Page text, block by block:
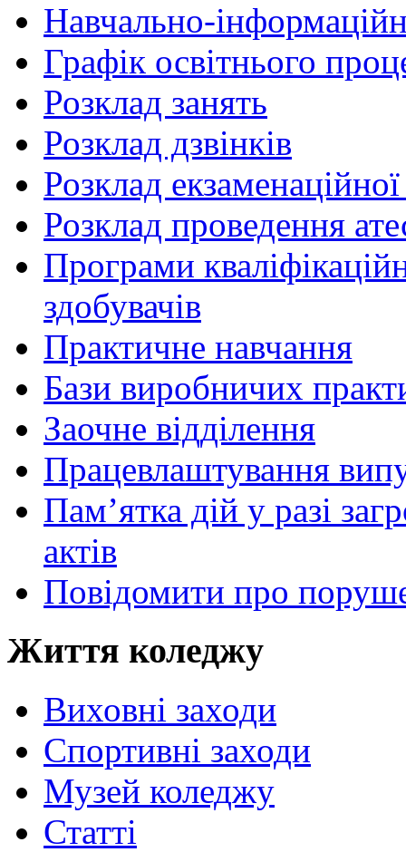
Навчально-
Графік освітнього
Розклад занять
Розклад дзвінків
Розклад екзаменаційної
Розклад проведення
Програми
здобувачів
Практичне навчання
Бази виробничих
Заочне відділення
Працевлаштування
Пам’ятка дій у разі
актів
Повідомити про
Життя коледжу
Виховні заходи
Спортивні заходи
Музей коледжу
Статті